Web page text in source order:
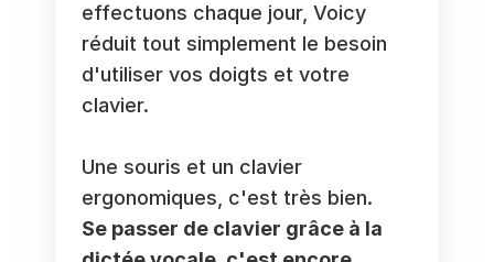
effectuons chaque jour, Voicy
réduit tout simplement le besoin
d'utiliser vos doigts et votre
clavier.
Une souris et un clavier
ergonomiques, c'est très bien.
Se passer de clavier grâce à la